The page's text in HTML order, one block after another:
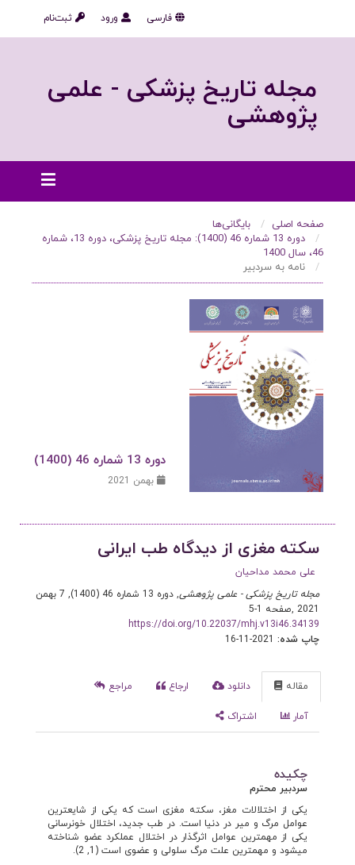
ثبت‌نام ورود فارسی
مجله تاریخ پزشکی - علمی
پژوهشی
صفحه اصلی
بایگانی‌ها
دوره 13 شماره 46 (1400): مجله تاریخ پزشکی، دوره 13، شماره
46، سال 1400
نامه به سردبیر
دوره 13 شماره 46 (1400)
بهمن 2021
سکته مغزی از دیدگاه طب ایرانی
علی محمد مداحیان
مجله تاریخ پزشکی - علمی پژوهشی
, دوره 13 شماره 46 (1400), 7 بهمن
2021
,صفحه 1-5
https://doi.org/10.22037/mhj.v13i46.34139
چاپ شده:
مقاله دانلود ارجاع مراجع
آمار اشتراک
چکیده
سردبیر محترم
یکی از اختلالات مغز، سکته مغزی است که یکی از شایع­ترین
عوامل مرگ و میر در دنیا است. در طب جدید، اختلال خون‏رسانی
یکی از مهمترین عوامل اثرگذار در اختلال عملکرد عضو شناخته
می‏شود و مهمترین علت مرگ سلولی و عضوی است (1, 2).